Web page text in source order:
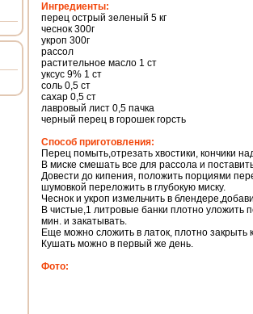
Ингредиенты:
перец острый зеленый 5 кг
чеснок 300г
укроп 300г
рассол
растительное масло 1 ст
уксус 9% 1 ст
соль 0,5 ст
сахар 0,5 ст
лавровый лист 0,5 пачка
черный перец в горошек горсть
Способ приготовления:
Перец помыть,отрезать хвостики, кончики
В миске смешать все для рассола и
Довести до кипения, положить порциями
шумовкой переложить в глубокую миску.
Чеснок и укроп измельчить в
В чистые,1 литровые банки плотно уложить
мин. и закатывать.
Еще можно сложить в латок, плотно закрыть
Кушать можно в первый же день.
Фото: